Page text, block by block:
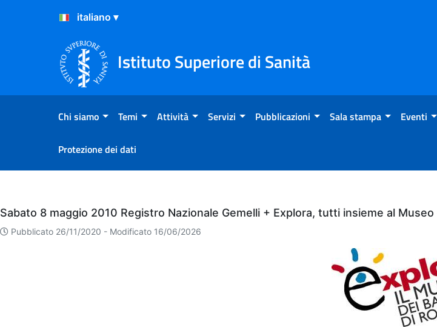
Salta al Contenuto
Salta al Footer
Istituto Superiore di Sanità
Chi siamo Temi Attività Servizi Pubblicazioni Sala stampa Eventi
Protezione dei dati
Eventi
Sabato 8 maggio 2010 Registro Nazionale Gemelli + Explora, tutti insieme al Museo
Pubblicato 26/11/2020 - Modificato 16/06/2026